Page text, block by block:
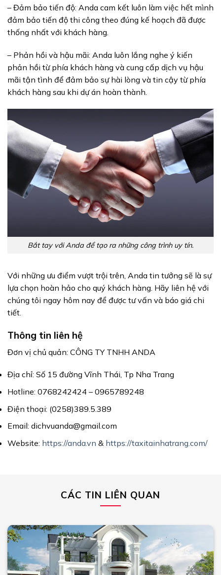
– Đảm bảo tiến độ: Anda cam kết luôn làm việc hết mình
đảm bảo tiến độ thi công theo đúng kế hoạch đã được
thống nhất với khách hàng.
– Phản hồi và hậu mãi: Anda luôn lắng nghe ý kiến
phản hồi từ phía khách hàng và cung cấp dịch vụ hậu
mãi tận tình để đảm bảo sự hài lòng và tin cậy từ phía
khách hàng sau khi dự án hoàn thành.
Bắt tay với Anda để tạo ra những công trình uy tín.
Với những ưu điểm vượt trội trên, Anda tin tưởng sẽ là sự
lựa chọn hoàn hảo cho quý khách hàng. Hãy liên hệ với
chúng tôi ngay hôm nay để được tư vấn và báo giá chi
tiết.
Thông tin liên hệ
Đơn vị chủ quản: CÔNG TY TNHH ANDA
Địa chỉ: Số 15 đường Vĩnh Thái, Tp Nha Trang
Hotline: 0768242424 – 0965789248
Điện thoại: (0258)389.5.389
Email: dichvuanda@gmail.com
Website: https://anda.vn & https://taxitainhatrang.com/
CÁC TIN LIÊN QUAN